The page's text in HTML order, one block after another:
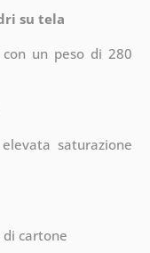
su tela
un peso di 280
saturazione
cartone